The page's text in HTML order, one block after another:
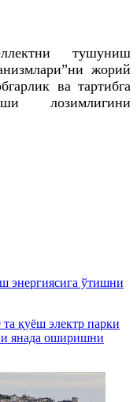
тушуниш
жорий
ва тартибга
лозимлигини
энергиясига ўтишни
қуёш электр парки
янада оширишни